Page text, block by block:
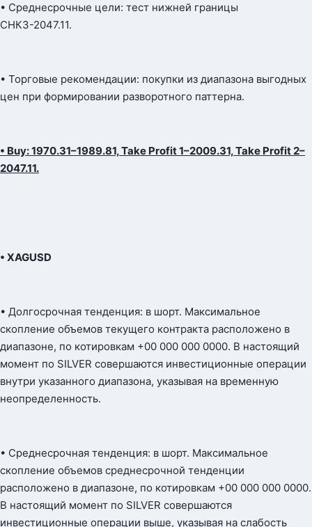
• Среднесрочные цели: тест нижней границы
СНКЗ-2047.11.
• Торговые рекомендации: покупки из диапазона выгодных
цен при формировании разворотного паттерна.
• Buy: 1970.31–1989.81, Take Profit 1–2009.31, Take Profit 2–
2047.11.
• XAGUSD
• Долгосрочная тенденция: в шорт. Максимальное
скопление объемов текущего контракта расположено в
диапазоне, по котировкам +00 000 000 0000. В настоящий
момент по SILVER совершаются инвестиционные операции
внутри указанного диапазона, указывая на временную
неопределенность.
• Среднесрочная тенденция: в шорт. Максимальное
скопление объемов среднесрочной тенденции
расположено в диапазоне, по котировкам +00 000 000 0000.
В настоящий момент по SILVER совершаются
инвестиционные операции выше, указывая на слабость